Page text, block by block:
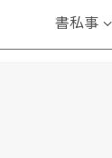
書私事